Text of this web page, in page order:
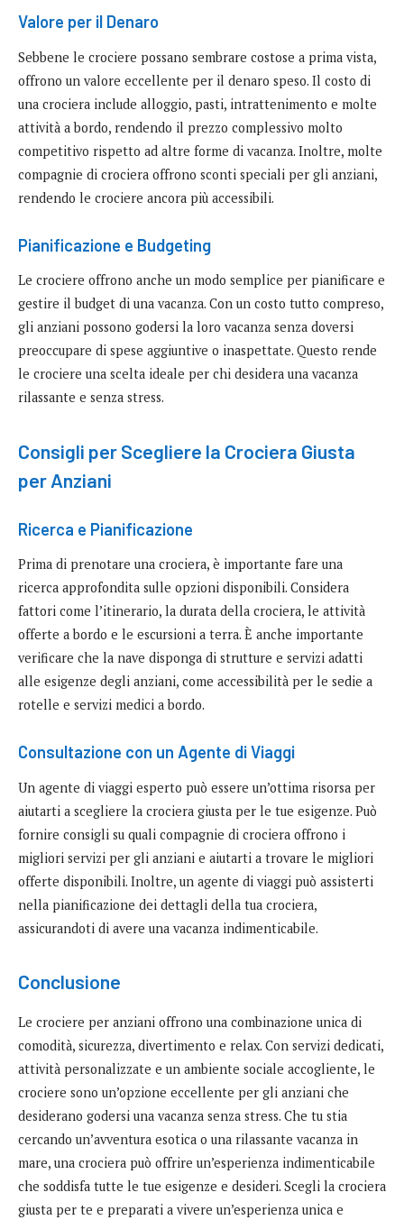
Valore per il Denaro
Sebbene le crociere possano sembrare costose a prima vista,
offrono un valore eccellente per il denaro speso. Il costo di
una crociera include alloggio, pasti, intrattenimento e molte
attività a bordo, rendendo il prezzo complessivo molto
competitivo rispetto ad altre forme di vacanza. Inoltre, molte
compagnie di crociera offrono sconti speciali per gli anziani,
rendendo le crociere ancora più accessibili.
Pianificazione e Budgeting
Le crociere offrono anche un modo semplice per pianificare e
gestire il budget di una vacanza. Con un costo tutto compreso,
gli anziani possono godersi la loro vacanza senza doversi
preoccupare di spese aggiuntive o inaspettate. Questo rende
le crociere una scelta ideale per chi desidera una vacanza
rilassante e senza stress.
Consigli per Scegliere la Crociera Giusta
per Anziani
Ricerca e Pianificazione
Prima di prenotare una crociera, è importante fare una
ricerca approfondita sulle opzioni disponibili. Considera
fattori come l’itinerario, la durata della crociera, le attività
offerte a bordo e le escursioni a terra. È anche importante
verificare che la nave disponga di strutture e servizi adatti
alle esigenze degli anziani, come accessibilità per le sedie a
rotelle e servizi medici a bordo.
Consultazione con un Agente di Viaggi
Un agente di viaggi esperto può essere un’ottima risorsa per
aiutarti a scegliere la crociera giusta per le tue esigenze. Può
fornire consigli su quali compagnie di crociera offrono i
migliori servizi per gli anziani e aiutarti a trovare le migliori
offerte disponibili. Inoltre, un agente di viaggi può assisterti
nella pianificazione dei dettagli della tua crociera,
assicurandoti di avere una vacanza indimenticabile.
Conclusione
Le crociere per anziani offrono una combinazione unica di
comodità, sicurezza, divertimento e relax. Con servizi dedicati,
attività personalizzate e un ambiente sociale accogliente, le
crociere sono un’opzione eccellente per gli anziani che
desiderano godersi una vacanza senza stress. Che tu stia
cercando un’avventura esotica o una rilassante vacanza in
mare, una crociera può offrire un’esperienza indimenticabile
che soddisfa tutte le tue esigenze e desideri. Scegli la crociera
giusta per te e preparati a vivere un’esperienza unica e